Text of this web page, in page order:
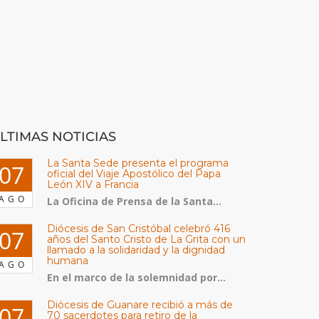
NOTICIAS
La Santa Sede presenta el programa
oficial del Viaje Apostólico del Papa
León XIV a Francia
La Oficina de Prensa de la Santa...
Diócesis de San Cristóbal celebró 416
años del Santo Cristo de La Grita con un
llamado a la solidaridad y la dignidad
humana
En el marco de la solemnidad por...
Diócesis de Guanare recibió a más de
70 sacerdotes para retiro de la